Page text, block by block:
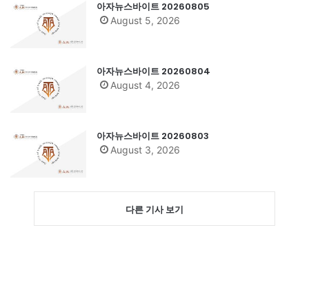
아자뉴스바이트 20260805
August 5, 2026
아자뉴스바이트 20260804
August 4, 2026
아자뉴스바이트 20260803
August 3, 2026
다른 기사 보기